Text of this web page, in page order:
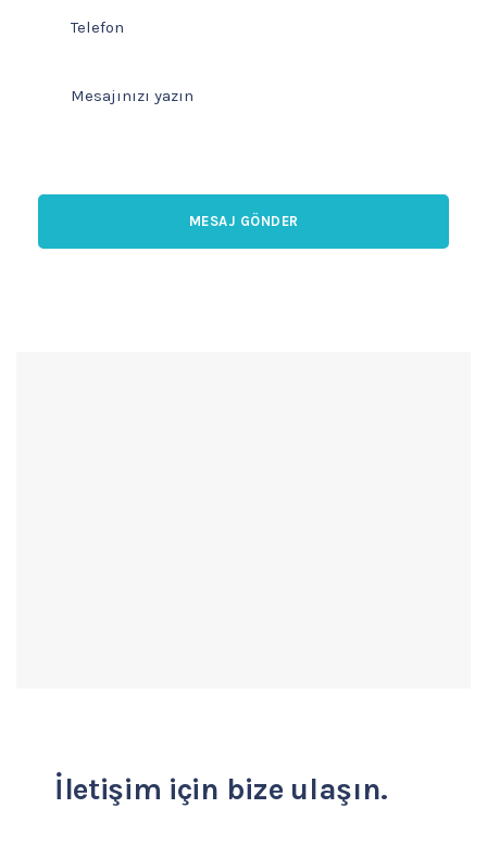
İletişim için bize ulaşın.